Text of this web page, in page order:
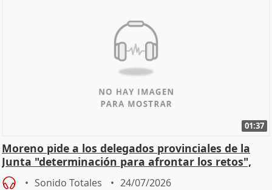
01:37
Moreno pide a los delegados provinciales de la
Junta "determinación para afrontar los retos",
diálog
Sonido Totales 24/07/2026